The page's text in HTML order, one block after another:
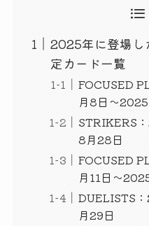
2025年に登場し
定カード一覧
FOCUSED
月8日～
STRIKERS
8月28日
FOCUSED
月11日～
DUELISTS
月29日